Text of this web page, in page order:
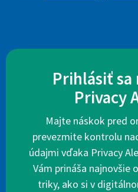
Prihlásiť sa
Privacy
Majte náskok pred
prevezmite kontrolu
údajmi vďaka Privacy
Vám prináša najnovšie
triky, ako si v